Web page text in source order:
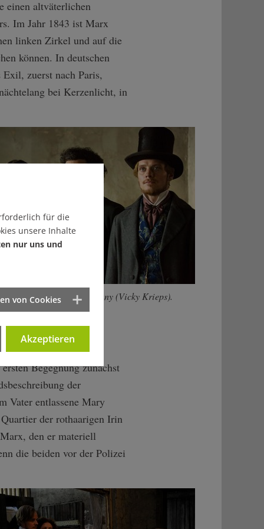
einen altväterlichen
Im Jahr 1843 ist Marx
linken Zirkel und auf die
können. In deutschen
zuerst nach Paris,
bei Kerzenlicht, in
Engles und Frau Jenny (Vicky Krieps).
Batier/Neue Visionen
Begegnung zunächst
der
Vater entlassene Mary
der rothaarigen Irin
den er materiell
die beiden vor der Polizei
für die
unsere Inhalte
nur uns und
von Cookies
Akzeptieren